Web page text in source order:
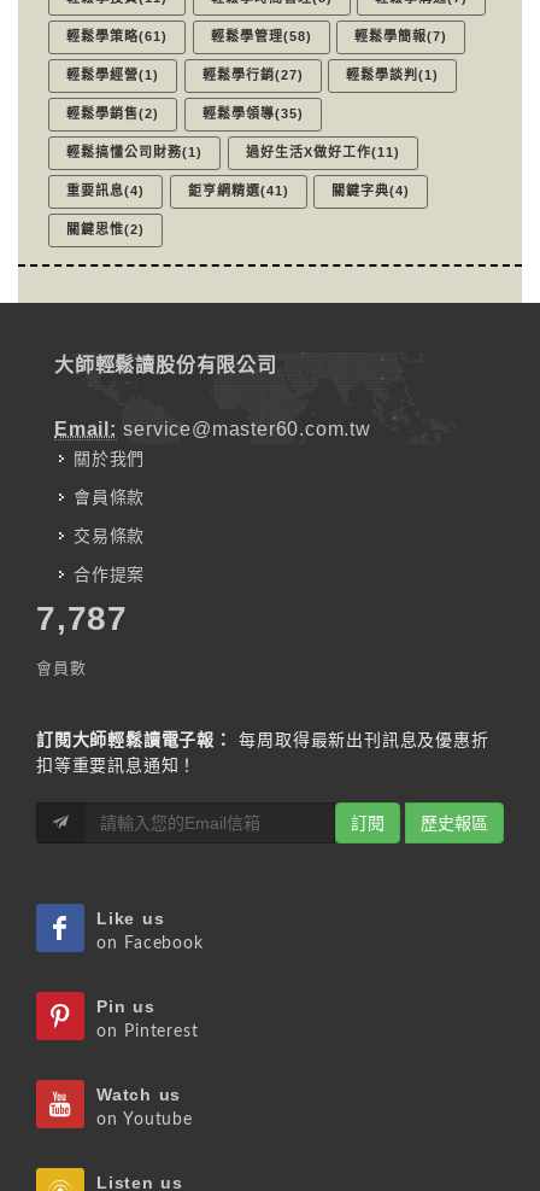
輕鬆學策略(61) 輕鬆學管理(58) 輕鬆學簡報(7)
輕鬆學經營(1) 輕鬆學行銷(27) 輕鬆學談判(1)
輕鬆學銷售(2) 輕鬆學領導(35)
輕鬆搞懂公司財務(1) 過好生活X做好工作(11)
重要訊息(4) 鉅亨網精選(41) 關鍵字典(4)
關鍵思惟(2)
大師輕鬆讀股份有限公司
Email: service@master60.com.tw
關於我們
會員條款
交易條款
合作提案
7,787
會員數
訂閱大師輕鬆讀電子報：
每周取得最新出刊訊息及優惠折
扣等重要訊息通知！
訂閱 歷史報區
Like us
on Facebook
Pin us
on Pinterest
Watch us
on Youtube
Listen us